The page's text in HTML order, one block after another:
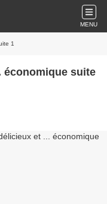
MENU
1
économique suite